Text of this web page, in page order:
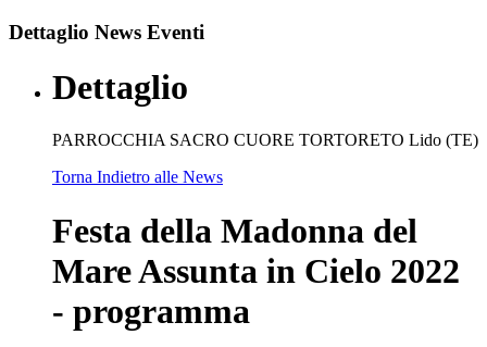
Dettaglio News Eventi
Dettaglio
PARROCCHIA SACRO CUORE TORTORETO Lido (TE)
Torna Indietro alle News
Festa della Madonna del
Mare Assunta in Cielo 2022
- programma